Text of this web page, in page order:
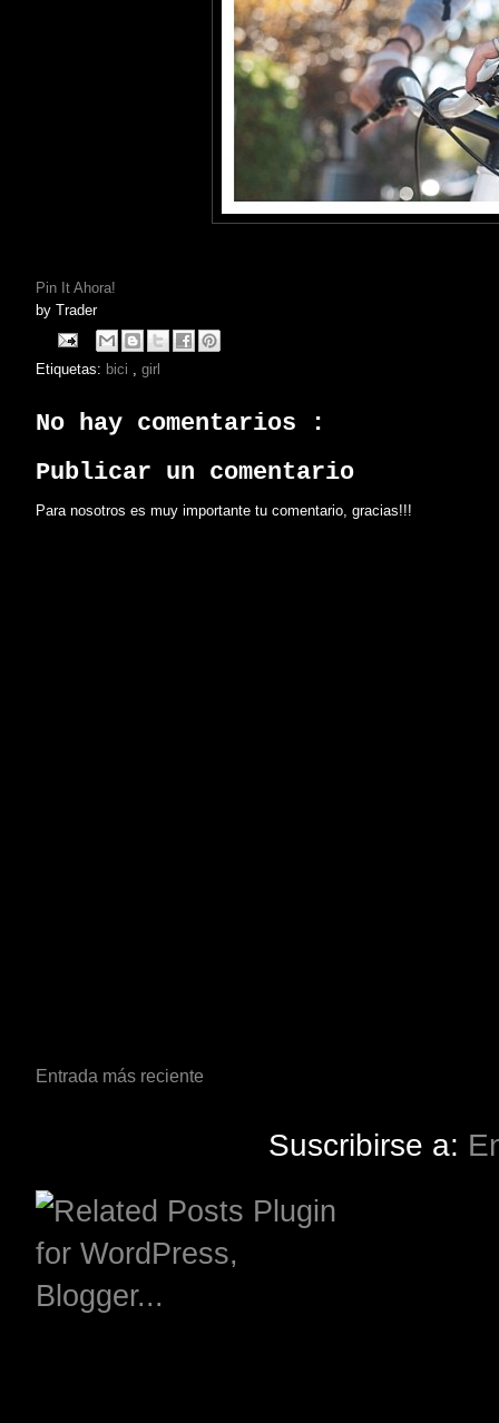
Pin It Ahora!
by Trader
Etiquetas: bici girl
No hay comentarios :
Publicar un comentario
Para nosotros es muy importante tu comentario, gracias!!!
Entrada más reciente
Suscribirse a: